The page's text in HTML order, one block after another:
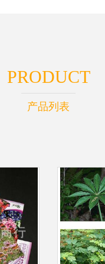
PRODUCT
产品列表